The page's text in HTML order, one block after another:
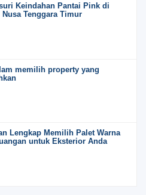
Keindahan Pantai Pink di
Tenggara Timur
memilih property yang
Lengkap Memilih Palet Warna
untuk Eksterior Anda